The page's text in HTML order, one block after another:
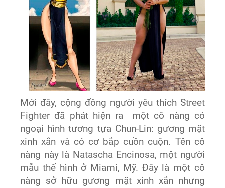
Mới đây, cộng đồng người yêu thích Street
Fighter đã phát hiện ra một cô nàng có
ngoại hình tương tựa Chun-Lin: gương mặt
xinh xắn và có cơ bắp cuồn cuộn. Tên cô
nàng này là Natascha Encinosa, một người
mẫu thể hình ở Miami, Mỹ. Đây là một cô
nàng sở hữu gương mặt xinh xắn nhưng